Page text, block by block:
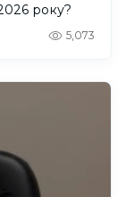
року?
5,073